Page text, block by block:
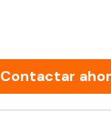
Contactar